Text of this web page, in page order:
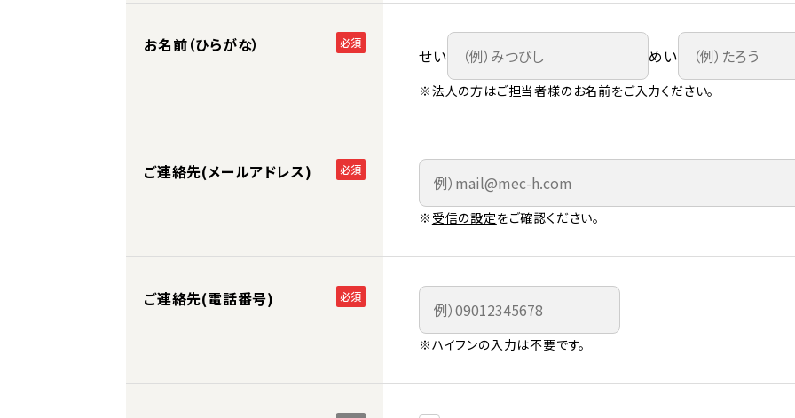
お名前（ひらがな） 必須
せい めい
※法人の方はご担当者様のお名前をご入力ください。
ご連絡先(メールアドレス) 必須
※ 受信の設定をご確認ください。
ご連絡先(電話番号) 必須
※ハイフンの入力は不要です。